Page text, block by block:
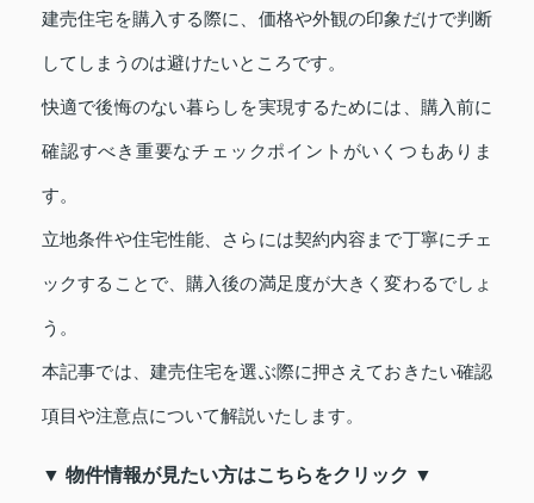
建売住宅を購入する際に、価格や外観の印象だけで判断
してしまうのは避けたいところです。
快適で後悔のない暮らしを実現するためには、購入前に
確認すべき重要なチェックポイントがいくつもありま
す。
立地条件や住宅性能、さらには契約内容まで丁寧にチェ
ックすることで、購入後の満足度が大きく変わるでしょ
う。
本記事では、建売住宅を選ぶ際に押さえておきたい確認
項目や注意点について解説いたします。
▼ 物件情報が見たい方はこちらをクリック ▼